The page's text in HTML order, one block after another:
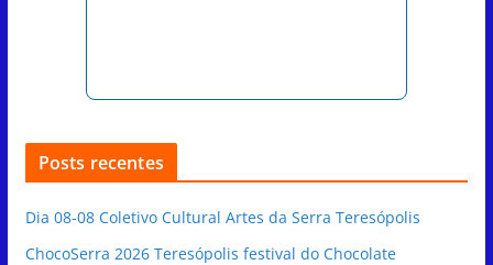
Posts recentes
Dia 08-08 Coletivo Cultural Artes da Serra Teresópolis
ChocoSerra 2026 Teresópolis festival do Chocolate